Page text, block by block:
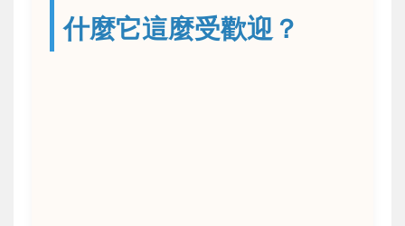
什麼它這麼受歡迎？